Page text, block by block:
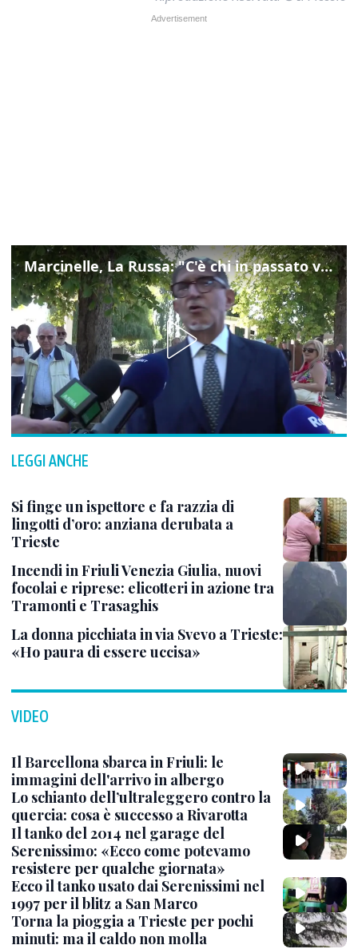
Marcinelle, La Russa: "C'è chi in passato voltava le spalle a Marcinelle"
LEGGI ANCHE
Si finge un ispettore e fa razzia di
lingotti d’oro: anziana derubata a
Trieste
Incendi in Friuli Venezia Giulia, nuovi
focolai e riprese: elicotteri in azione tra
Tramonti e Trasaghis
La donna picchiata in via Svevo a Trieste:
«Ho paura di essere uccisa»
VIDEO
Il Barcellona sbarca in Friuli: le
immagini dell'arrivo in albergo
Lo schianto dell’ultraleggero contro la
quercia: cosa è successo a Rivarotta
Il tanko del 2014 nel garage del
Serenissimo: «Ecco come potevamo
resistere per qualche giornata»
Ecco il tanko usato dai Serenissimi nel
1997 per il blitz a San Marco
Torna la pioggia a Trieste per pochi
minuti: ma il caldo non molla